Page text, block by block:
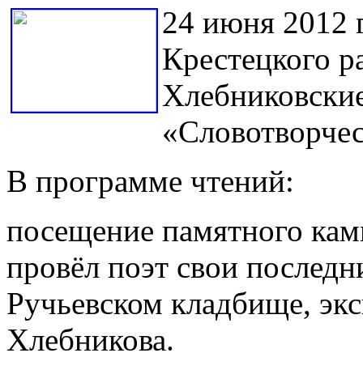
24 июня 2012
Крестецкого
В программе чтений:
посещение памятного
провёл поэт свои
Ручьевском кладбище,
Хлебникова.